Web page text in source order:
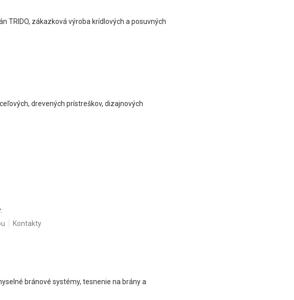
TRIDO, zákazková výroba krídlových a posuvných
drevených prístreškov, dizajnových
Kontakty
bránové systémy, tesnenie na brány a